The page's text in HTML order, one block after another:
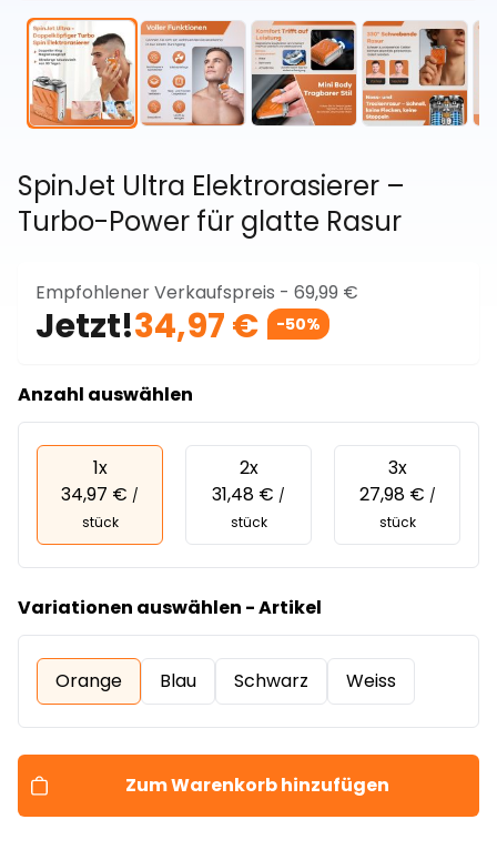
SpinJet Ultra Elektrorasierer –
Turbo-Power für glatte Rasur
Empfohlener Verkaufspreis - 69,99 €
Jetzt!34,97 € -50%
Anzahl auswählen
1x
34,97 € /
stück
2x
31,48 € /
stück
3x
27,98 € /
stück
Variationen auswählen - Artikel
Orange Blau Schwarz Weiss
Zum Warenkorb hinzufügen